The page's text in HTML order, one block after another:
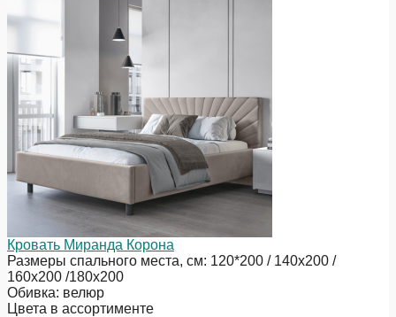
Кровать Миранда Корона
Размеры спального места, см: 120*200 / 140х200 /
160х200 /180х200
Обивка: велюр
Цвета в ассортименте